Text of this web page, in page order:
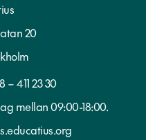
20
– 411 23 30
mellan 09:00-18:00.